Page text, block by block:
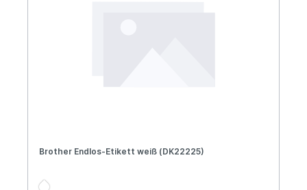
Brother Endlos-Etikett weiß (DK22225)